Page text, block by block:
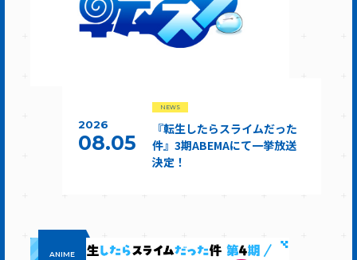
2026
08.05
NEWS
『転生したらスライムだった
件』3期ABEMAにて一挙放送
決定！
ANIME